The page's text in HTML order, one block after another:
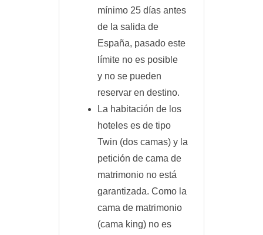
mínimo 25 días antes
de la salida de
España, pasado este
límite no es posible
y no se pueden
reservar en destino.
La habitación de los
hoteles es de tipo
Twin (dos camas) y la
petición de cama de
matrimonio no está
garantizada. Como la
cama de matrimonio
(cama king) no es